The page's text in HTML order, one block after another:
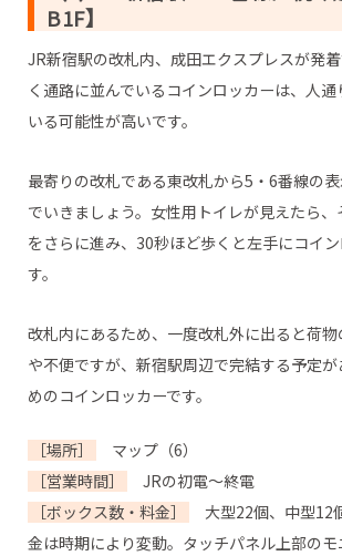
B1F】
JR新宿駅の改札内、成田エクスプレスが発
く通路に並んでいるコインロッカーは、人
いる可能性が高いです。
最寄りの改札である東改札から5・6番線の
でいきましょう。女性用トイレが見えたら
をさらに進み、30秒ほど歩くと左手にコイ
す。
改札内にあるため、一度改札外に出ると荷
や不便ですが、新宿駅周辺で完結する予定
めのコインロッカーです。
［場所］
マップ（6）
［営業時間］
JRの初電～終電
［ボックス数・料金］
大型22個、中型12
金は時期により変動。タッチパネル上部の